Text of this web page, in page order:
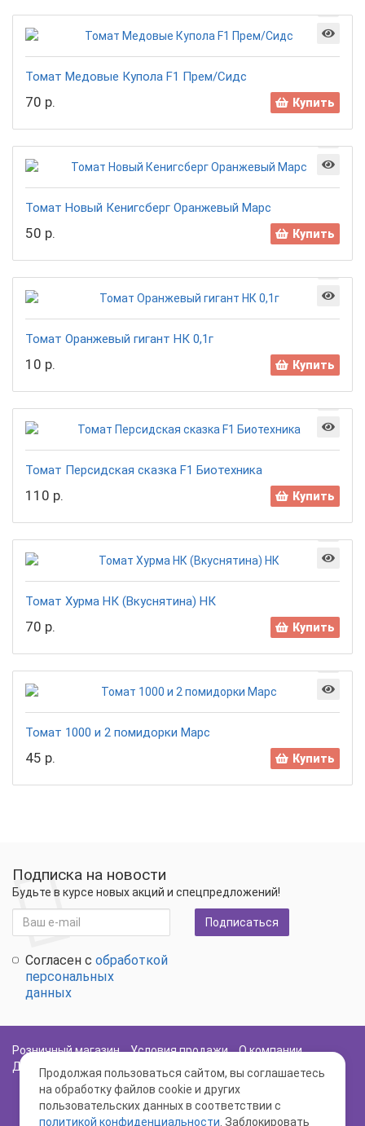
Томат Медовые Купола F1 Прем/Сидс
70 р. Купить
Томат Новый Кенигсберг Оранжевый Марс
50 р. Купить
Томат Оранжевый гигант НК 0,1г
10 р. Купить
Томат Персидская сказка F1 Биотехника
110 р. Купить
Томат Хурма НК (Вкуснятина) НК
70 р. Купить
Томат 1000 и 2 помидорки Марс
45 р. Купить
Подписка на новости
Будьте в курсе новых акций и спецпредложений!
Согласен с обработкой
персональных
данных
Подписаться
Розничный магазин Условия продажи
О компании
Доставка и оплата
Политика Безопасности
Продолжая пользоваться сайтом, вы соглашаетесь
на обработку файлов cookie и других
пользовательских данных в соответствии с
политикой конфиденциальности . Заблокировать